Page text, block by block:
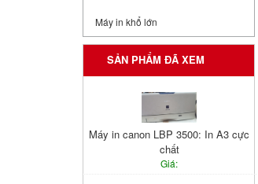
Máy in khổ lớn
SẢN PHẨM ĐÃ XEM
Máy in canon LBP 3500: In A3 cực
chất
Giá: